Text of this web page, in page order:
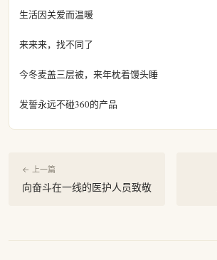
生活因关爱而温暖
来来来，找不同了
今冬麦盖三层被，来年枕着馒头睡
发誓永远不碰360的产品
← 上一篇
向奋斗在一线的医护人员致敬